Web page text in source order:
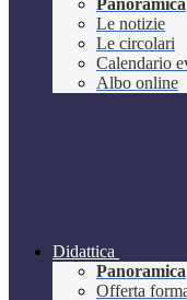
Panoramica
Le notizie
Le circolari
Calendario
Albo online
Didattica
Panoramica
Offerta